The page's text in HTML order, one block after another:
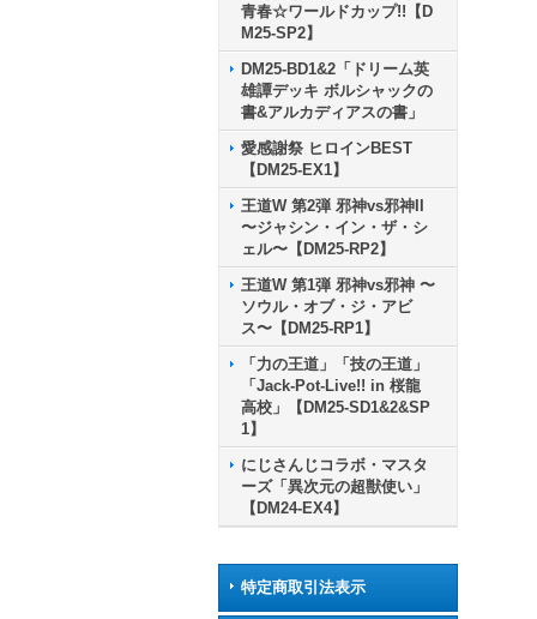
青春☆ワールドカップ!!【D
M25-SP2】
DM25-BD1&2「ドリーム英
雄譚デッキ ボルシャックの
書&アルカディアスの書」
愛感謝祭 ヒロインBEST
【DM25-EX1】
王道W 第2弾 邪神vs邪神II
〜ジャシン・イン・ザ・シ
ェル〜【DM25-RP2】
王道W 第1弾 邪神vs邪神 〜
ソウル・オブ・ジ・アビ
ス〜【DM25-RP1】
「力の王道」「技の王道」
「Jack-Pot-Live!! in 桜龍
高校」【DM25-SD1&2&SP
1】
にじさんじコラボ・マスタ
ーズ「異次元の超獣使い」
【DM24-EX4】
特定商取引法表示